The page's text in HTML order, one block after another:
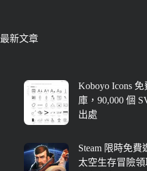
最新文章
Koboyo Icons
庫，90,000 個
出處
Steam 限時免費
太空生存冒險